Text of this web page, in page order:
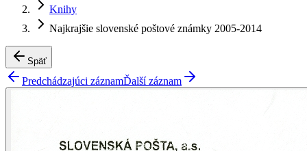
Knihy
Najkrajšie slovenské poštové známky 2005-2014
Späť
Predchádzajúci záznamĎalší záznam